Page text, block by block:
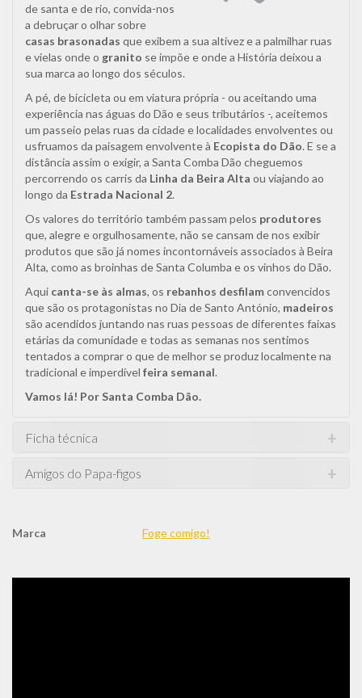
de santa e de rio, convida-nos
a debruçar o olhar sobre
casas brasonadas que exibem a sua altivez e a palmilhar ruas
e vielas onde o granito se impõe e onde a História deixou a
sua marca ao longo dos séculos.
A pé, de bicicleta ou em viatura própria - ou aceitando uma
experiência nas águas do Dão e seus tributários -, aceitemos
um passeio pelas ruas da cidade e localidades envolventes ou
usfruamos da paisagem envolvente à Ecopista do Dão. E se a
distância assim o exigir, a Santa Comba Dão cheguemos
percorrendo os carris da Linha da Beira Alta ou viajando ao
longo da Estrada Nacional 2.
Os valores do território também passam pelos produtores
que, alegre e orgulhosamente, não se cansam de nos exibir
produtos que são já nomes incontornáveis associados à Beira
Alta, como as broinhas de Santa Columba e os vinhos do Dão.
Aqui canta-se às almas, os rebanhos desfilamconvencidos
que são os protagonistas no Dia de Santo António, madeiros
são acendidos juntando nas ruas pessoas de diferentes faixas
etárias da comunidade e todas as semanas nos sentimos
tentados a comprar o que de melhor se produz localmente na
tradicional e imperdível feira semanal.
Vamos lá! Por Santa Comba Dão.
Ficha técnica
Amigos do Papa-figos
Marca
Foge comigo!